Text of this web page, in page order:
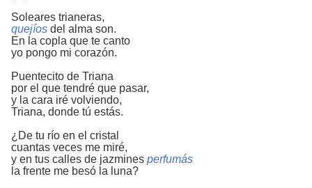
Soleares trianeras,
quejíos del alma son.
En la copla que te canto
yo pongo mi corazón.
Puentecito de Triana
por el que tendré que pasar,
y la cara iré volviendo,
Triana, donde tú estás.
¿De tu río en el cristal
cuantas veces me miré,
y en tus calles de jazmines perfumás
la frente me besó la luna?